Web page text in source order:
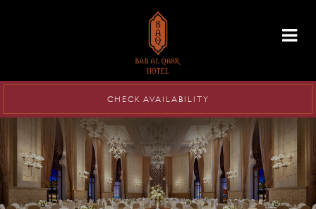
CHECK AVAILABILITY